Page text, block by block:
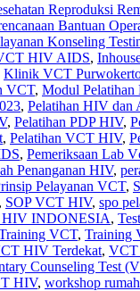
Reproduksi
Bantuan
Konseling
HIV AIDS,
Klinik VCT
VCT, Modul
, Pelatihan HIV dan
, Pelatihan PDP HIV,
, Pelatihan VCT HIV,
, Pemeriksaan Lab
Penanganan HIV,
Pelayanan VCT,
, SOP VCT HIV, spo
INDONESIA,
VCT, Training
HIV Terdekat, VCT
Counseling Test
HIV, workshop